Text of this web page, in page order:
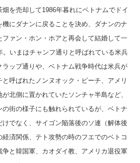
を売却して1986年暮れにベトナムでドイ
にダナンに戻ることを決め、ダナンのナ
ァン・ホン・ホアと再会して結婚して一
。いまはチャンフ通りと呼ばれている米兵
ップ通りや、ベトナム戦争時代は米兵が
呼ばれたノンヌオック・ビーチ、アメリ
北側に置かれていたソンチャ半島など、
の街の様子にも触れられているが、ベトナ
でなく、サイゴン陥落後のソ連（解体後
済関係、テト攻勢の時のフエでのベトコ
と韓国軍、カオダイ教、アメリカ退役軍